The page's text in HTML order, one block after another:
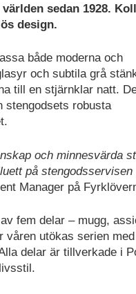
sedan 1928.
design.
både moderna och
och subtila grå
till en stjärnklar natt.
stengodsets robusta
och minnesvärda
på
Manager på
fem delar – mugg,
utökas serien
delar är tillverkade i